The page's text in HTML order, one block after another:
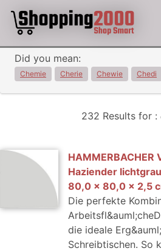
Did you mean:
Chemie Cherie Chewie Chedi
232 Results for :
Haziender
80,0 x 80,0 x 2,5
Die perfekte
die ideale
Schreibtischen. So